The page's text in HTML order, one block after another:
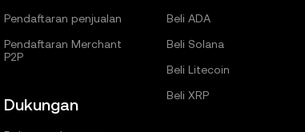
Pendaftaran penjualan
Pendaftaran Merchant
P2P
Dukungan
Beli ADA
Beli Solana
Beli Litecoin
Beli XRP